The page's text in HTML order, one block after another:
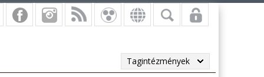
Tagintézmények